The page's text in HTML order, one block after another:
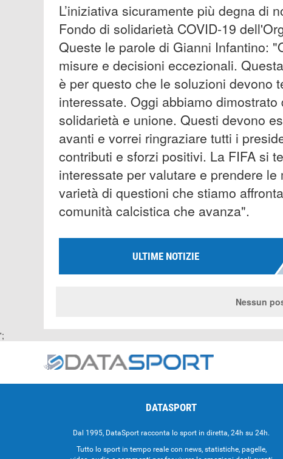
L’iniziativa sicuramente più degna di
Fondo di solidarietà COVID-19
Queste le parole di Gianni Infantino:
misure e decisioni eccezionali.
è per questo che le soluzioni devono
interessate. Oggi abbiamo
solidarietà e unione. Questi devono
avanti e vorrei ringraziare tutti i
contributi e sforzi positivi. La FIFA si
interessate per valutare e prendere
varietà di questioni che stiamo
comunità calcistica che avanza".
ULTIME NOTIZIE
Nessun
';
DATASPORT
Dal 1995, DataSport racconta lo sport in diretta, 24h su 24h.
Tutto lo sport in tempo reale con news, statistiche, pagelle,